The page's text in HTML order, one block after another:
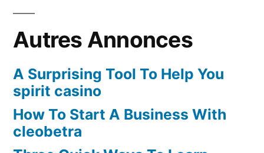
Autres Annonces
A Surprising Tool To Help You
spirit casino
How To Start A Business With
cleobetra